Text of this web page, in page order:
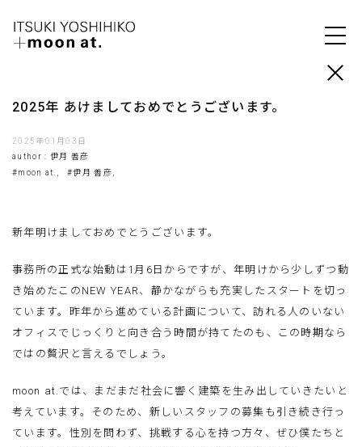
2025年 あけましておめでとうございます。
2025年01月03日
author : 伊月 善彦
#moon at.,
#伊月 善彦,
新年明けましておめでとうございます。
事務所の正式な始動は1月6日からですが、年明けから少しずつ動
き始めたこのNEW YEAR、静かながらも充実したスタートを切っ
ています。昨年から進めている計画について、訪れる人のいない
オフィスでじっくりと向き合う時間が持てたのも、この時期なら
ではの贅沢と言えるでしょう。
moon at.では、まだまだ社会に響く建築を生み出していきたいと
考えています。そのため、新しいスタッフの募集も引き続き行っ
ています。性別を問わず、挑戦する心を持つ方々、ぜひ僕たちと